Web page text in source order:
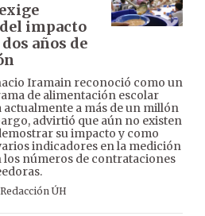
impacto
años de
Iramain reconoció como un
de alimentación escolar
actualmente a más de un millón
advirtió que aún no existen
su impacto y como
indicadores en la medición
los números de contrataciones
Redacción ÚH